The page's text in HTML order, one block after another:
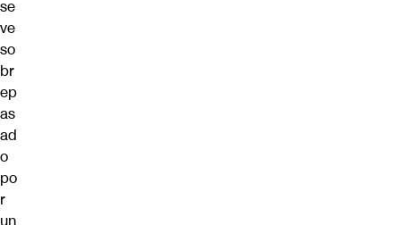
se
ve
so
br
ep
as
ad
o
po
r
un